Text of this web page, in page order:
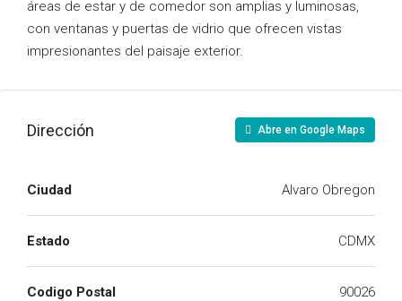
áreas de estar y de comedor son amplias y luminosas,
con ventanas y puertas de vidrio que ofrecen vistas
impresionantes del paisaje exterior.
Dirección Abre en Google Maps
Ciudad Alvaro Obregon
Estado CDMX
Codigo Postal 90026